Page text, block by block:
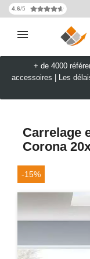
4.6/5
+ de 4000
accessoires
Les
Carrelage
Corona
-15%